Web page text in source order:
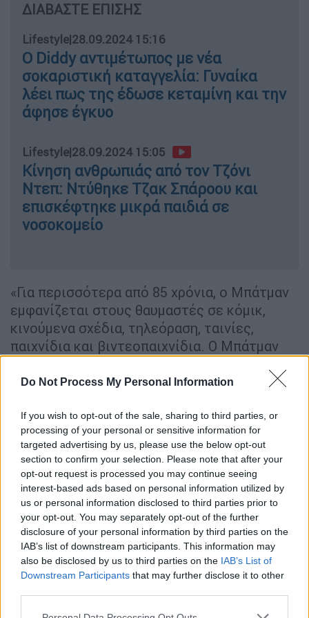
Do Not Process My Personal Information
If you wish to opt-out of the sale, sharing to third parties, or
processing of your personal or sensitive information for
targeted advertising by us, please use the below opt-out
section to confirm your selection. Please note that after your
opt-out request is processed you may continue seeing
interest-based ads based on personal information utilized by
us or personal information disclosed to third parties prior to
your opt-out. You may separately opt-out of the further
disclosure of your personal information by third parties on the
IAB’s list of downstream participants. This information may
also be disclosed by us to third parties on the IAB’s List of
Downstream Participants that may further disclose it to other
Please note that this website/app uses one or more Google
ΔΙΑΒΑΣΤΕ ΕΠΙΣΗΣ
Lifestyle|28.09.2024 15:16
Ο Diddy αντιμέτωπος με νέα
σοκαριστική καταγγελία: Γυναίκα
λέει πως της έδωσε κεταμίνη και την
άφησε έγκυο
Lifestyle|28.09.2024 15:05
Κίνηση ανθρωπιάς από τον Τζόνι
Ντεπ: Ντύθηκε Τζακ Σπάροου και
επισκέφτηκε μικρά παιδιά σε
νοσοκομείο
«Για περισσότερα από 85 χρόνια, ο Μπάτμαν
εμφανίζεται στους θαυμαστές σε κόμικ,
κινούμενα σχέδια, τηλεόραση, ταινίες,
παιχνίδια και βιντεοπαιχνίδια. Ο Μπάτμαν
τόσο περήφανοι που είναι ο πρώτος
για να λάβει το δικό του αστέρι στη
Λεωφόρο της Δόξας στο Χόλιγουντ» τόνισε.
Batman receives a star on the
Hollywood Walk of Fame. 🌟
pic.twitter.com/z8TBZUHs5T
— Variety (@Variety)September 26,
2024
Ο Μπάτμαν είναι ο 20ός φανταστικός
χαρακτήραςπου αποκτά αστέρι στη